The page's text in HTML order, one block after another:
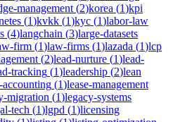
management (2)korea (1)kpi
(1)kvkk (1)kyc (1)labor-law
(4)langchain (3)large-datasets
firm (1)law-firms (1)lazada (1)lcp
(2)lead-nurture (1)lead-
tracking (1)leadership (2)lean
accounting (1)lease-management
migration (1)legacy-systems
tech (1)lgpd (1)licensing